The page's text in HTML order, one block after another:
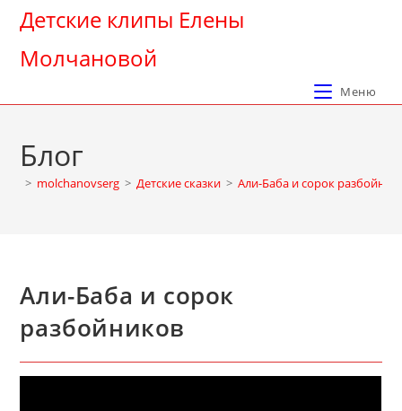
Перейти
содержимому
Детские клипы Елены
Молчановой
Меню
Блог
> molchanovserg > Детские сказки > Али-Баба и сорок
Али-Баба и сорок
разбойников